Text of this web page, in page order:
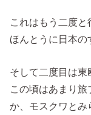
これはもう二度
ほんとうに日本の
そして二度目は東
この頃はあまり
か、モスクワとみ